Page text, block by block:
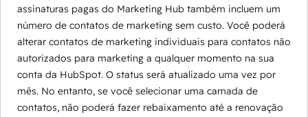
assinaturas pagas do Marketing Hub também incluem um
número de contatos de marketing sem custo. Você poderá
alterar contatos de marketing individuais para contatos não
autorizados para marketing a qualquer momento na sua
conta da HubSpot. O status será atualizado uma vez por
mês. No entanto, se você selecionar uma camada de
contatos, não poderá fazer rebaixamento até a renovação